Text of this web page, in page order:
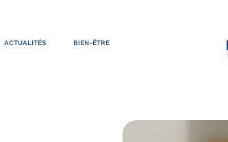
ACTUALITÉS BIEN-ÊTRE